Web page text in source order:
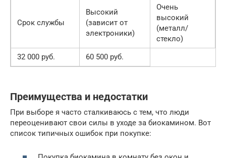
Срок службы
Высокий
(зависит от
электроники)
Очень
высокий
(металл/
стекло)
32 000 руб.
60 500 руб.
Преимущества и недостатки
При выборе я часто сталкиваюсь с тем, что люди
переоценивают свои силы в уходе за биокамином. Вот
список типичных ошибок при покупке: